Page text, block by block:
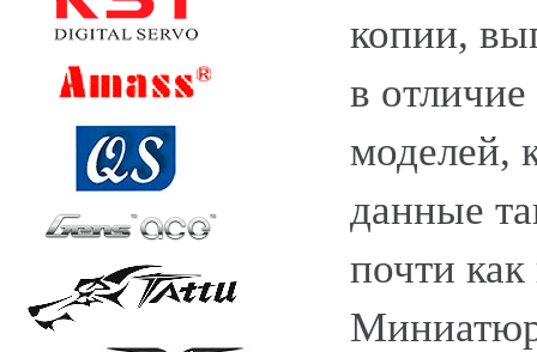
копии,
в
моделей,
данные
почти